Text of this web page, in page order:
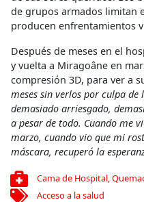
de grupos armados limitan
producen enfrentamientos
Después de meses en el
y vuelta a Miragoâne en
compresión 3D, para ver a
meses sin verlos por culpa de
demasiado arriesgado,
a pesar de todo. Cuando me
marzo, cuando vio que mi
máscara, recuperó la
Cama de Hospital,
Acceso a la salud